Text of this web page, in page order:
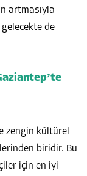
artmasıyla
de
zengin kültürel
biridir. Bu
için en iyi